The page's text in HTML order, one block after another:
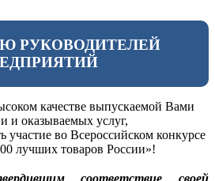
РУКОВОДИТЕЛЕЙ
качестве выпускаемой Вами
и оказываемых услуг,
участие во Всероссийском конкурсе
лучших товаров России»!
соответствие своей